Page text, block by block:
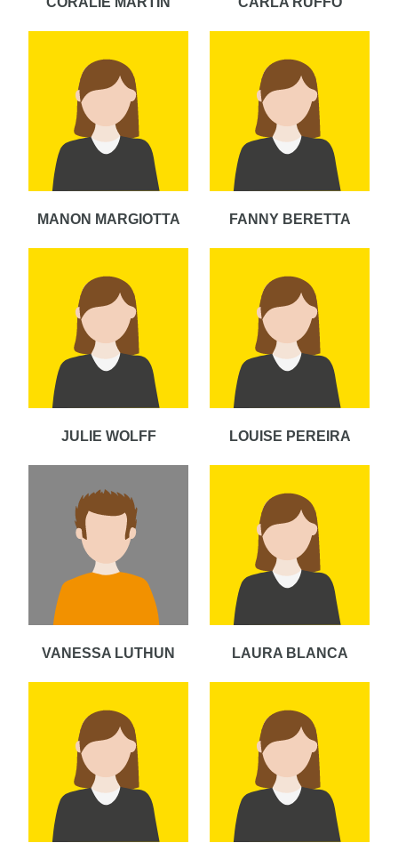
MANON MARGIOTTA FANNY BERETTA
JULIE WOLFF LOUISE PEREIRA
VANESSA LUTHUN LAURA BLANCA